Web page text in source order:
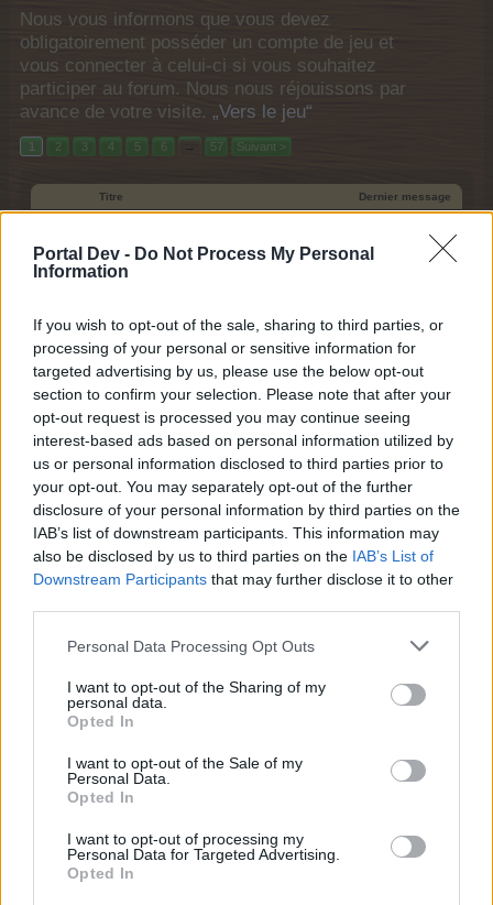
Portal Dev - Do Not Process My Personal
Information
If you wish to opt-out of the sale, sharing to third parties, or
processing of your personal or sensitive information for
targeted advertising by us, please use the below opt-out
section to confirm your selection. Please note that after your
opt-out request is processed you may continue seeing
interest-based ads based on personal information utilized by
us or personal information disclosed to third parties prior to
your opt-out. You may separately opt-out of the further
disclosure of your personal information by third parties on the
IAB’s list of downstream participants. This information may
also be disclosed by us to third parties on the IAB’s List of
Downstream Participants that may further disclose it to other
Personal Data Processing Opt Outs
I want to opt-out of the Sharing of my
personal data.
Opted In
I want to opt-out of the Sale of my
Personal Data.
Opted In
I want to opt-out of processing my
Personal Data for Targeted Advertising.
Opted In
Nous vous informons que vous devez
obligatoirement posséder un compte de jeu et
vous connecter à celui-ci si vous souhaitez
participer au forum. Nous nous réjouissons par
avance de votre visite. „Vers le jeu“
1 2 3 4 5 6 → 57 Suivant >
Titre Dernier message
... 2 4
Réponses: 79 24 novembre 2022
Réponses:
0 Aujourd'hui à 06:57
Mer d'étoiles...
LOVELYCAT53
4 Aujourd'hui à 07:14
Nouvelles d'aujourd'hui - 07/08/2026
thethedhs
Réponses:
3 Hier à 10:35
Nouvelles d'aujourd'hui - 06/08/2026
thethedhs
Réponses:
1 Jeudi à 11:12
Pack spécial Cloud Line Planner
thethedhs
4
thethedhs
Nouvelles d'aujourd'hui - 05/08/2026
Réponses:
2 Mercredi à 09:57
Nouvelles d'aujourd'hui - 04/08/2026
Nouvelles d'aujourd'hui - 03/08/2026
thethedhs
Nouvelles d'aujourd'hui - 02/08/2026
thethedhs
Réponses: